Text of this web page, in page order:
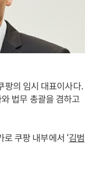
의 임시 대표이사다.
법무 총괄을 겸하고
쿠팡 내부에서 ‘김범